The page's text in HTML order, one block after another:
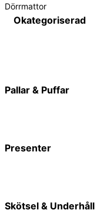
Dörrmattor
Okategoriserad
Pallar & Puffar
Presenter
Skötsel & Underhåll